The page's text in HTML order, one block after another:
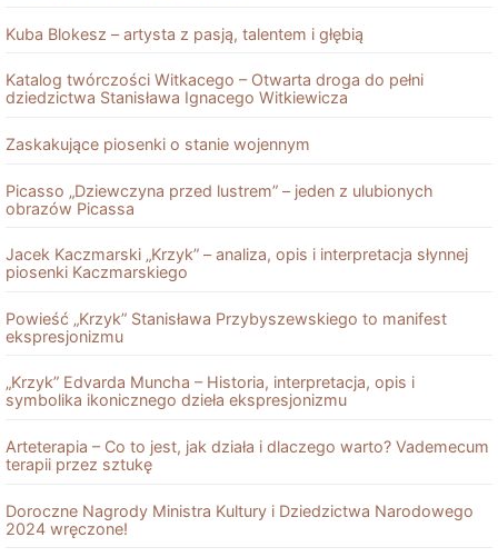
Kuba Blokesz – artysta z pasją, talentem i głębią
Katalog twórczości Witkacego – Otwarta droga do pełni
dziedzictwa Stanisława Ignacego Witkiewicza
Zaskakujące piosenki o stanie wojennym
Picasso „Dziewczyna przed lustrem” – jeden z ulubionych
obrazów Picassa
Jacek Kaczmarski „Krzyk” – analiza, opis i interpretacja słynnej
piosenki Kaczmarskiego
Powieść „Krzyk” Stanisława Przybyszewskiego to manifest
ekspresjonizmu
„Krzyk” Edvarda Muncha – Historia, interpretacja, opis i
symbolika ikonicznego dzieła ekspresjonizmu
Arteterapia – Co to jest, jak działa i dlaczego warto? Vademecum
terapii przez sztukę
Doroczne Nagrody Ministra Kultury i Dziedzictwa Narodowego
2024 wręczone!